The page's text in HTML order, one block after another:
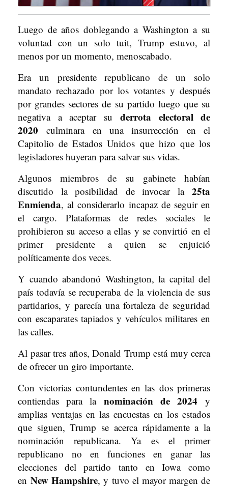
Luego de años doblegando a Washington a su
voluntad con un solo tuit, Trump estuvo, al
menos por un momento, menoscabado.
Era un presidente republicano de un solo
mandato rechazado por los votantes y después
por grandes sectores de su partido luego que su
negativa a aceptar su derrota electoral de
2020 culminara en una insurrección en el
Capitolio de Estados Unidos que hizo que los
legisladores huyeran para salvar sus vidas.
Algunos miembros de su gabinete habían
discutido la posibilidad de invocar la 25ta
Enmienda, al considerarlo incapaz de seguir en
el cargo. Plataformas de redes sociales le
prohibieron su acceso a ellas y se convirtió en el
primer presidente a quien se enjuició
políticamente dos veces.
Y cuando abandonó Washington, la capital del
país todavía se recuperaba de la violencia de sus
partidarios, y parecía una fortaleza de seguridad
con escaparates tapiados y vehículos militares en
las calles.
Al pasar tres años, Donald Trump está muy cerca
de ofrecer un giro importante.
Con victorias contundentes en las dos primeras
contiendas para la nominación de 2024 y
amplias ventajas en las encuestas en los estados
que siguen, Trump se acerca rápidamente a la
nominación republicana. Ya es el primer
republicano no en funciones en ganar las
elecciones del partido tanto en Iowa como
enNew Hampshire, y tuvo el mayor margen de